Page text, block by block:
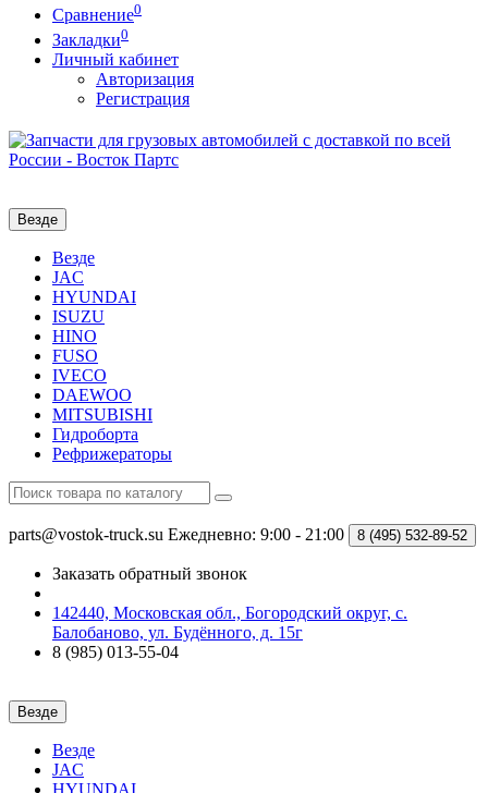
Сравнение0
Закладки0
Личный кабинет
Авторизация
Регистрация
Везде
Везде
JAC
HYUNDAI
ISUZU
HINO
FUSO
IVECO
DAEWOO
MITSUBISHI
Гидроборта
Рефрижераторы
parts@vostok-truck.su Ежедневно: 9:00 - 21:00 8 (495) 532-89-52
Заказать обратный звонок
142440, Московская обл., Богородский округ, с.
Балобаново, ул. Будённого, д. 15г
8 (985) 013-55-04
Везде
Везде
JAC
HYUNDAI